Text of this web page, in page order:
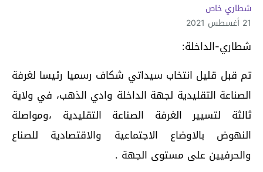
شطاري خاص
21 أغسطس 2021
شطاري-الداخلة:
تم قبل قليل انتخاب سيداتي شكاف رسميا رئيسا لغرفة
الصناعة التقليدية لجهة الداخلة وادي الذهب، في ولاية
ثالثة لتسيير الغرفة الصناعة التقليدية ،ومواصلة
النهوض بالاوضاع الاجتماعية والاقتصادية للصناع
والحرفيين على مستوى الجهة .